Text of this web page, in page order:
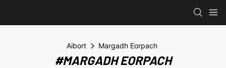
Aibort Margadh Eorpach
#MARGADH EORPACH